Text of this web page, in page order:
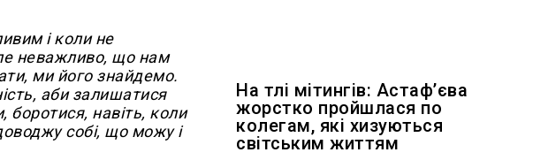
і коли не
неважливо, що нам
ми його знайдемо.
аби залишатися
навіть, коли
собі, що можу і
На тлі мітингів: Астафʼєва
жорстко пройшлася по
колегам, які хизуються
світським життям